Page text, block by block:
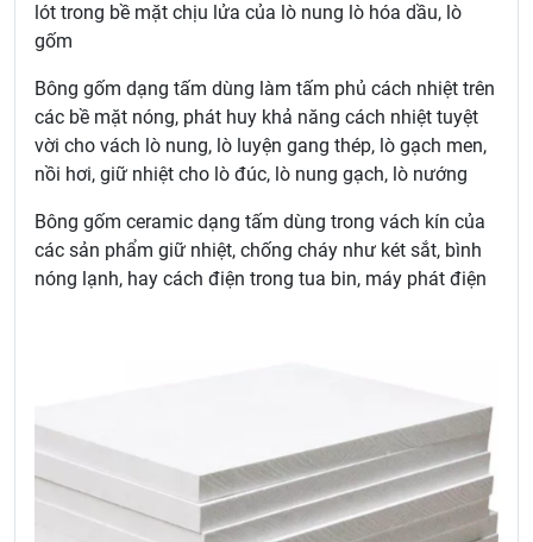
lót trong bề mặt chịu lửa của lò nung lò hóa dầu, lò
gốm
Bông gốm dạng tấm dùng làm tấm phủ cách nhiệt trên
các bề mặt nóng, phát huy khả năng cách nhiệt tuyệt
vời cho vách lò nung, lò luyện gang thép, lò gạch men,
nồi hơi, giữ nhiệt cho lò đúc, lò nung gạch, lò nướng
Bông gốm ceramic dạng tấm dùng trong vách kín của
các sản phẩm giữ nhiệt, chống cháy như két sắt, bình
nóng lạnh, hay cách điện trong tua bin, máy phát điện